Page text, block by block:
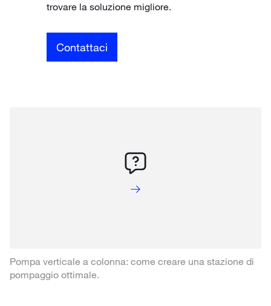
trovare la soluzione migliore.
Contattaci
Pompa verticale a colonna: come creare una stazione di
pompaggio ottimale.